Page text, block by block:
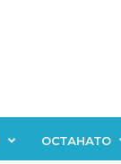
ОСТАНАТО